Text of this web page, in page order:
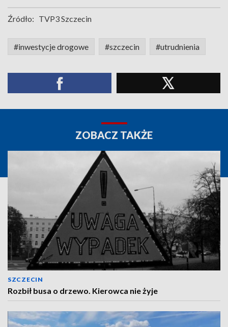
Źródło: TVP3 Szczecin
#inwestycje drogowe #szczecin #utrudnienia
ZOBACZ TAKŻE
SZCZECIN
Rozbił busa o drzewo. Kierowca nie żyje